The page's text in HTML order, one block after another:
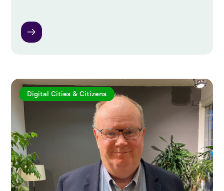
Digital Cities & Citizens